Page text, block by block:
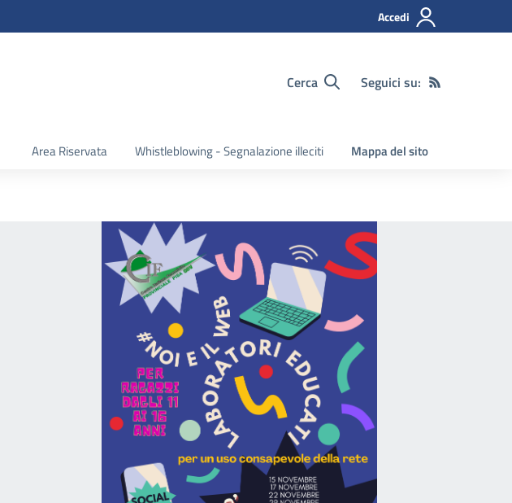
Accedi
Cerca Seguici su:
Area Riservata Whistleblowing - Segnalazione illeciti Mappa del sito